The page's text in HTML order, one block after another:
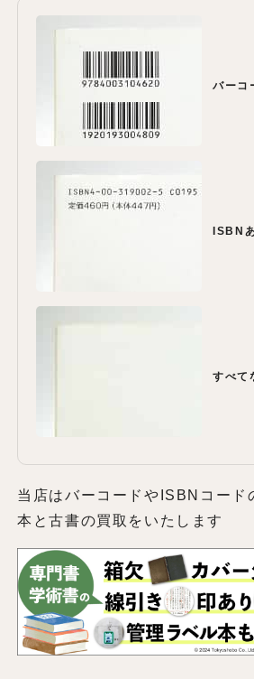
バーコ
ISBN
すべて
当店はバーコードやISBNコード
本と古書の買取をいたします